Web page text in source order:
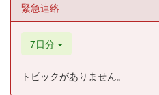
緊急連絡
7日分
トピックがありません。